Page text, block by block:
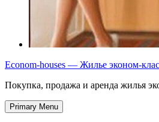
Econom-houses — Жилье эконом-
Покупка, продажа и аренда жилья
Primary Menu